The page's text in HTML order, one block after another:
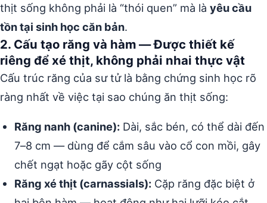
thịt sống không phải là “thói quen” mà là yêu cầu
tồn tại sinh học căn bản.
2. Cấu tạo răng và hàm — Được thiết kế
riêng để xé thịt, không phải nhai thực vật
Cấu trúc răng của sư tử là bằng chứng sinh học rõ
ràng nhất về việc tại sao chúng ăn thịt sống:
Răng nanh (canine): Dài, sắc bén, có thể dài đến
7–8 cm — dùng để cắm sâu vào cổ con mồi, gây
chết ngạt hoặc gãy cột sống
Răng xé thịt (carnassials): Cặp răng đặc biệt ở